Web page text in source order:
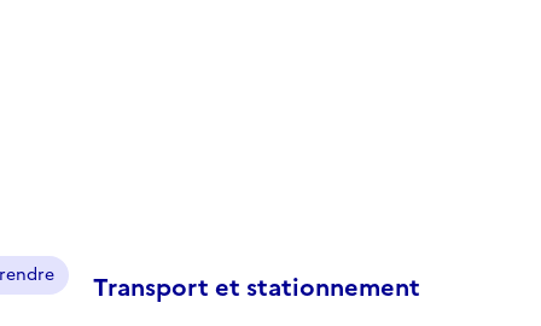
Transport et stationnement